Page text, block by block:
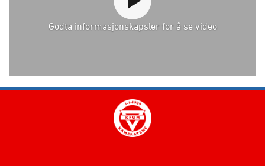
Godta informasjonskapsler for å se video